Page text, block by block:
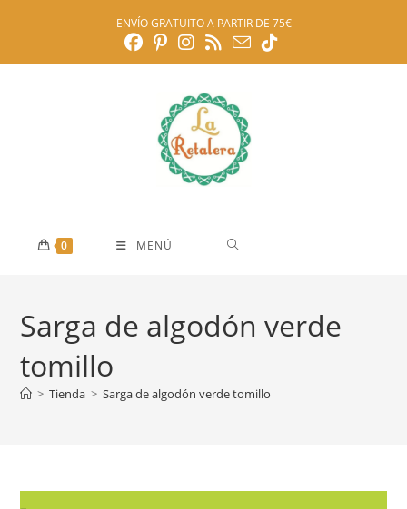
ENVÍO GRATUITO A PARTIR DE 75€
0 MENÚ
Sarga de algodón verde
tomillo
> Tienda > Sarga de algodón verde tomillo